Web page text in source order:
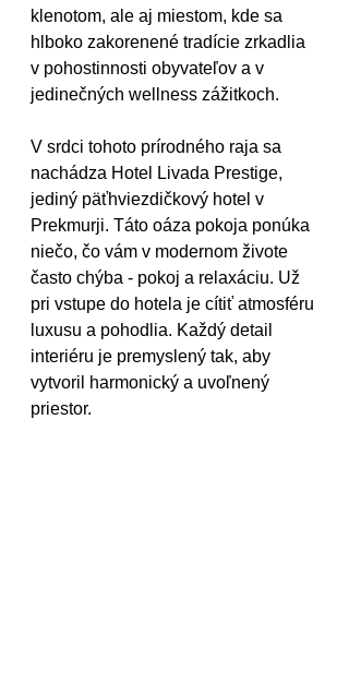
klenotom, ale aj miestom, kde sa
hlboko zakorenené tradície zrkadlia
v pohostinnosti obyvateľov a v
jedinečných wellness zážitkoch.
V srdci tohoto prírodného raja sa
nachádza Hotel Livada Prestige,
jediný päťhviezdičkový hotel v
Prekmurji. Táto oáza pokoja ponúka
niečo, čo vám v modernom živote
často chýba - pokoj a relaxáciu. Už
pri vstupe do hotela je cítiť atmosféru
luxusu a pohodlia. Každý detail
interiéru je premyslený tak, aby
vytvoril harmonický a uvoľnený
priestor.